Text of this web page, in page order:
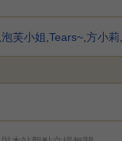
泡芙小姐 Tears~ 方小莉